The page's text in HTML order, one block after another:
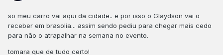
so meu carro vai aqui da cidade.. e por isso o Glaydson vai o
receber em brasolia... assim sendo pediu para chegar mais cedo
para não o atrapalhar na semana no evento.
tomara que de tudo certo!